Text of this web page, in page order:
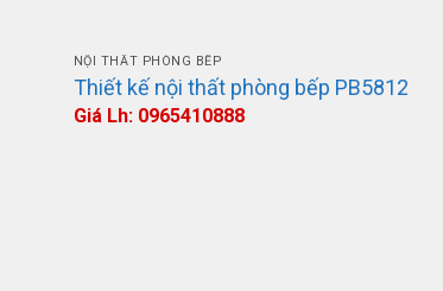
NỘI THẤT PHÒNG BẾP
Thiết kế nội thất phòng bếp PB5812
Giá Lh: 0965410888